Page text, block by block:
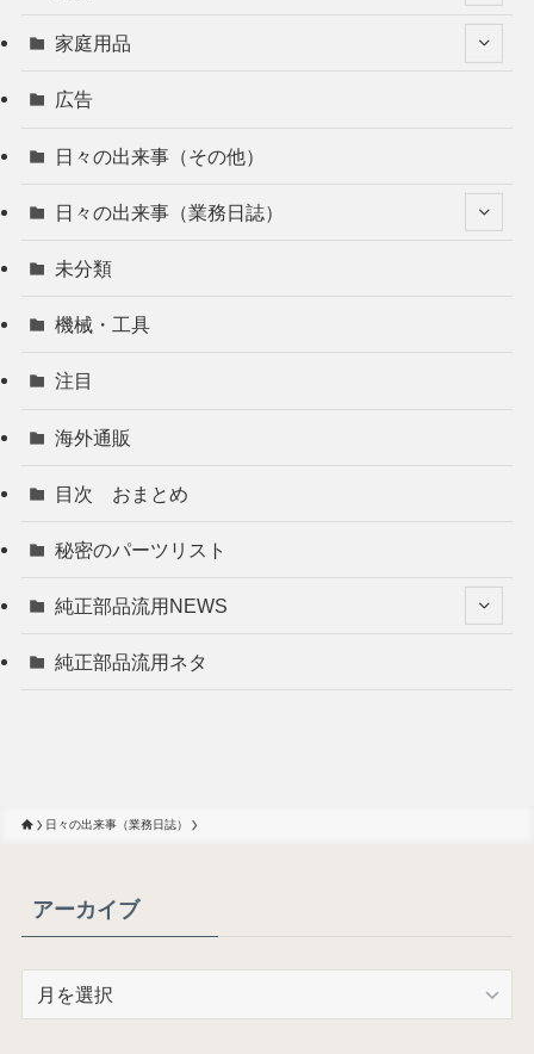
家庭用品
広告
日々の出来事（その他）
日々の出来事（業務日誌）
未分類
機械・工具
注目
海外通販
目次 おまとめ
秘密のパーツリスト
純正部品流用NEWS
純正部品流用ネタ
日々の出来事（業務日誌）
アーカイブ